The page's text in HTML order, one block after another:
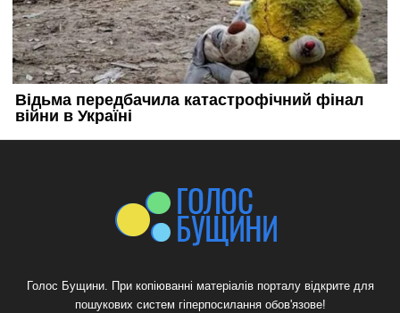
Голос Бущини. При копіюванні матеріалів порталу відкрите для
пошукових систем гіперпосилання обов'язове!